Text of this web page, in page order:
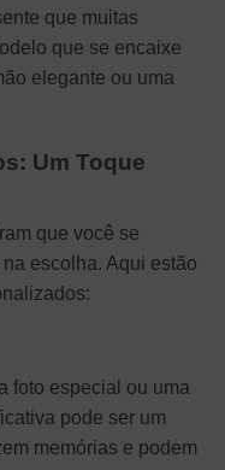
que muitas
que se encaixe
elegante ou uma
Um Toque
que você se
escolha. Aqui estão
foto especial ou uma
pode ser um
memórias e podem